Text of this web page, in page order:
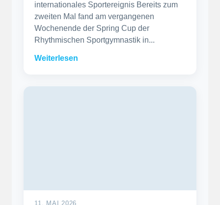
internationales Sportereignis Bereits zum
zweiten Mal fand am vergangenen
Wochenende der Spring Cup der
Rhythmischen Sportgymnastik in...
Weiterlesen
11. MAI 2026